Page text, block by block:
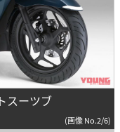
スーツブ
(画像 No.2/6)